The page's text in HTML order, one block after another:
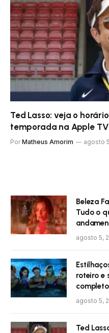
Ted Lasso: veja o
temporada na Apple
Por Matheus Amorim agosto
Beleza
Tudo o
agosto 5,
roteiro e
agosto 5,
Ted